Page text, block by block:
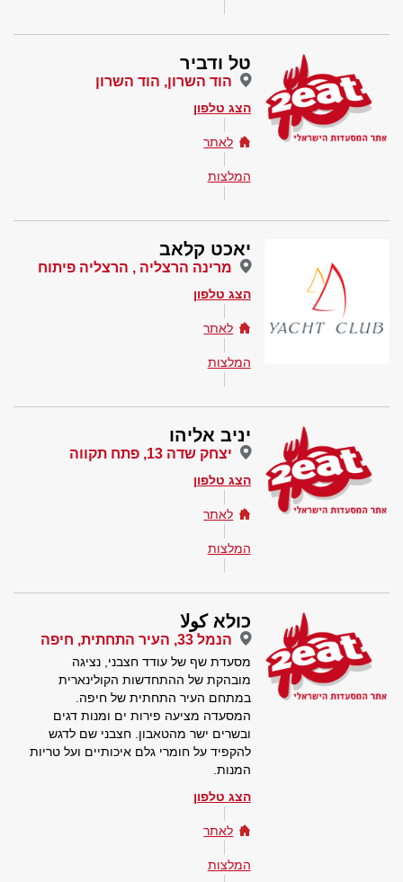
טל ודביר
הוד השרון, הוד השרון
הצג טלפון
לאתר
המלצות
יאכט קלאב
מרינה הרצליה , הרצליה פיתוח
הצג טלפון
לאתר
המלצות
יניב אליהו
יצחק שדה 13, פתח תקווה
הצג טלפון
לאתר
המלצות
כולא كولا
הנמל 33, העיר התחתית, חיפה
מסעדת שף של עודד חצבני, נציגה
מובהקת של ההתחדשות הקולינארית
במתחם העיר התחתית של חיפה.
המסעדה מציעה פירות ים ומנות דגים
ובשרים ישר מהטאבון. חצבני שם לדגש
להקפיד על חומרי גלם איכותיים ועל טריות
המנות.
הצג טלפון
לאתר
המלצות